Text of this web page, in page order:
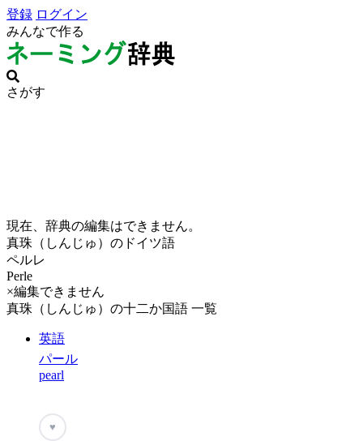
登録 ログイン
みんなで作る
さがす
現在、辞典の編集はできません。
真珠（しんじゅ）のドイツ語
ペルレ
Perle
×編集できません
真珠（しんじゅ）の十二か国語 一覧
英語
パール
pearl
♥